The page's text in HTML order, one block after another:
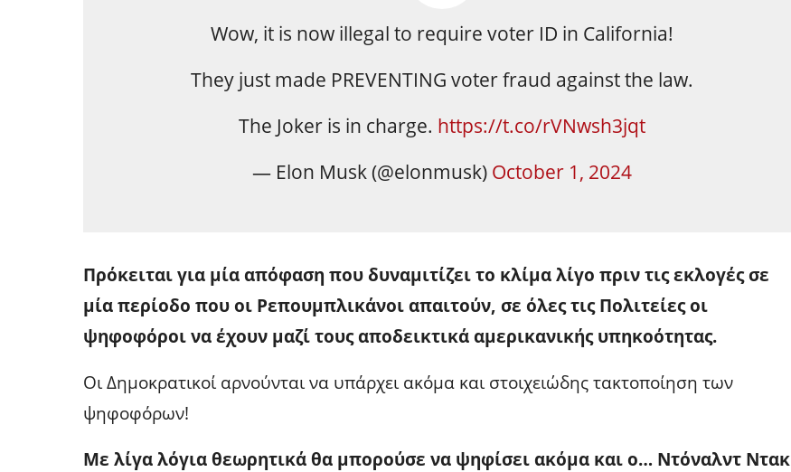
Wow, it is now illegal to require voter ID in California!
They just made PREVENTING voter fraud against the law.
The Joker is in charge. https://t.co/rVNwsh3jqt
— Elon Musk (@elonmusk) October 1, 2024
Πρόκειται για μία απόφαση που δυναμιτίζει το κλίμα λίγο πριν τις εκλογές σε
μία περίοδο που οι Ρεπουμπλικάνοι απαιτούν, σε όλες τις Πολιτείες οι
ψηφοφόροι να έχουν μαζί τους αποδεικτικά αμερικανικής υπηκοότητας.
Οι Δημοκρατικοί αρνούνται να υπάρχει ακόμα και στοιχειώδης τακτοποίηση των
ψηφοφόρων!
Με λίγα λόγια θεωρητικά θα μπορούσε να ψηφίσει ακόμα και ο… Ντόναλντ Ντακ